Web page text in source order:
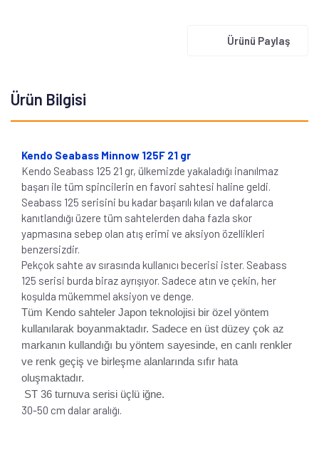
Ürünü Paylaş
Ürün Bilgisi
Kendo Seabass Minnow 125F 21 gr
Kendo Seabass 125 21 gr, ülkemizde yakaladığı inanılmaz
başarı ile tüm spincilerin en favori sahtesi haline geldi.
Seabass 125 serisini bu kadar başarılı kılan ve dafalarca
kanıtlandığı üzere tüm sahtelerden daha fazla skor
yapmasına sebep olan atış erimi ve aksiyon özellikleri
benzersizdir.
Pekçok sahte av sırasında kullanıcı becerisi ister. Seabass
125 serisi burda biraz ayrışıyor. Sadece atın ve çekin, her
koşulda mükemmel aksiyon ve denge.
Tüm Kendo sahteler Japon teknolojisi bir özel yöntem
kullanılarak boyanmaktadır. Sadece en üst düzey çok az
markanın kullandığı bu yöntem sayesinde, en canlı renkler
ve renk geçiş ve birleşme alanlarında sıfır hata
oluşmaktadır.
ST 36 turnuva serisi üçlü iğne.
30-50 cm dalar aralığı.